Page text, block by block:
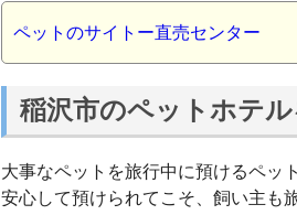
ペットのサイトー直売センター
稲沢市のペットホテル
大事なペットを旅行中に預けるペッ
安心して預けられてこそ、飼い主も